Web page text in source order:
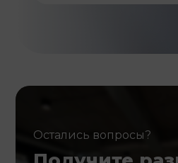
Остались вопросы?